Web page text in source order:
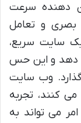
دهنده سرعت
بصری و تعامل
سایت سریع،
دهد و این حس
وب سایت
کنند، تجربه
می تواند به